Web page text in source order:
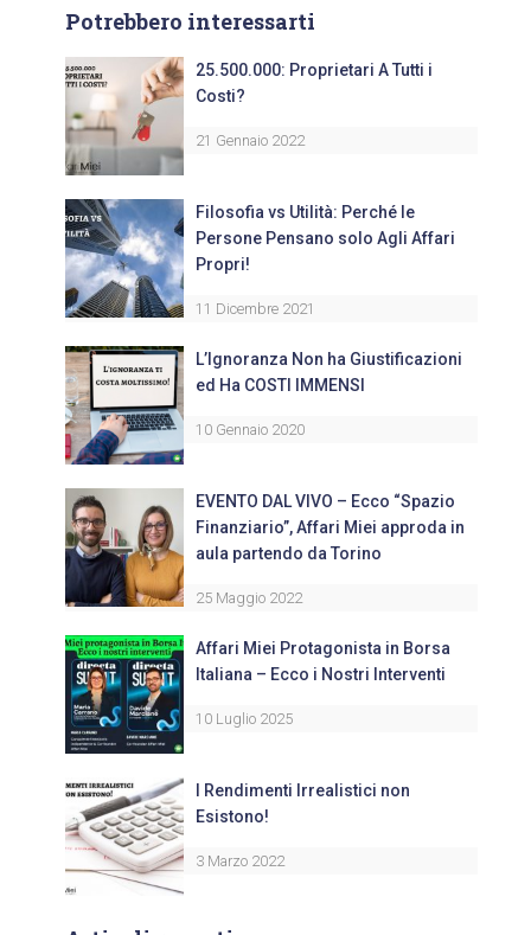
Potrebbero interessarti
25.500.000: Proprietari A Tutti i
Costi?
21 Gennaio 2022
Filosofia vs Utilità: Perché le
Persone Pensano solo Agli Affari
Propri!
11 Dicembre 2021
L’Ignoranza Non ha Giustificazioni
ed Ha COSTI IMMENSI
10 Gennaio 2020
EVENTO DAL VIVO – Ecco “Spazio
Finanziario”, Affari Miei approda in
aula partendo da Torino
25 Maggio 2022
Affari Miei Protagonista in Borsa
Italiana – Ecco i Nostri Interventi
10 Luglio 2025
I Rendimenti Irrealistici non
Esistono!
3 Marzo 2022